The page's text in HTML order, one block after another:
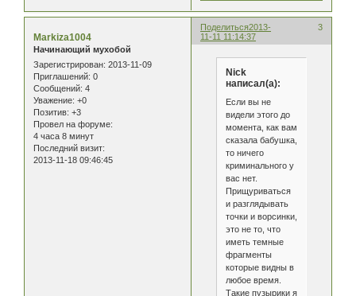
Поделиться 3
2013-
11-11 11:14:37
Markiza1004
Начинающий мухобой
Зарегистрирован: 2013-11-09
Приглашений: 0
Сообщений: 4
Уважение: +0
Позитив: +3
Провел на форуме:
4 часа 8 минут
Последний визит:
2013-11-18 09:46:45
Nick
написал(а):
Если вы не
видели этого до
момента, как вам
сказала бабушка,
то ничего
криминального у
вас нет.
Прищуриваться
и разглядывать
точки и ворсинки,
это не то, что
иметь темные
фрагменты
которые видны в
любое время.
Такие пузырики я